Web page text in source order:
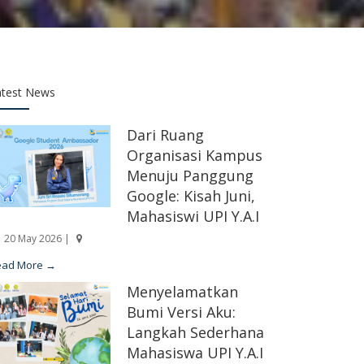
News
Dari Ruang
Organisasi Kampus
Menuju Panggung
Google: Kisah Juni,
Mahasiswi UPI Y.A.I
20 May 2026 |
More →
Menyelamatkan
Bumi Versi Aku:
Langkah Sederhana
Mahasiswa UPI Y.A.I